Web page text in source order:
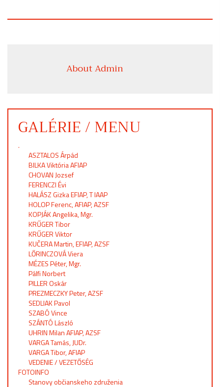
About Admin
GALÉRIE / MENU
.
ASZTALOS Árpád
BILKA Viktória AFIAP
CHOVAN Jozsef
FERENCZI Évi
HALÁSZ Gizka EFIAP, T IAAP
HOLOP Ferenc, AFIAP, AZSF
KOPJÁK Angelika, Mgr.
KRŰGER Tibor
KRŰGER Viktor
KUČERA Martin, EFIAP, AZSF
LŐRINCZOVÁ Viera
MÉZES Péter, Mgr.
Pálfi Norbert
PILLER Oskár
PREZMECZKY Peter, AZSF
SEDLIAK Pavol
SZABÓ Vince
SZÁNTÓ László
UHRIN Milan AFIAP, AZSF
VARGA Tamás, JUDr.
VARGA Tibor, AFIAP
VEDENIE / VEZETŐSÉG
FOTOINFO
Stanovy občianskeho združenia